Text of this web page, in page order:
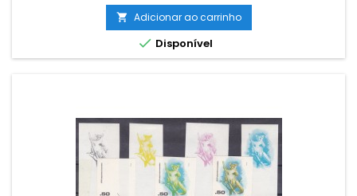
 Adicionar ao carrinho
 Disponível